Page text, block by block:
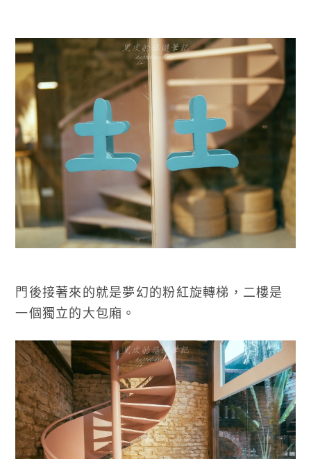
門後接著來的就是夢幻的粉紅旋轉梯，二樓是
一個獨立的大包廂。